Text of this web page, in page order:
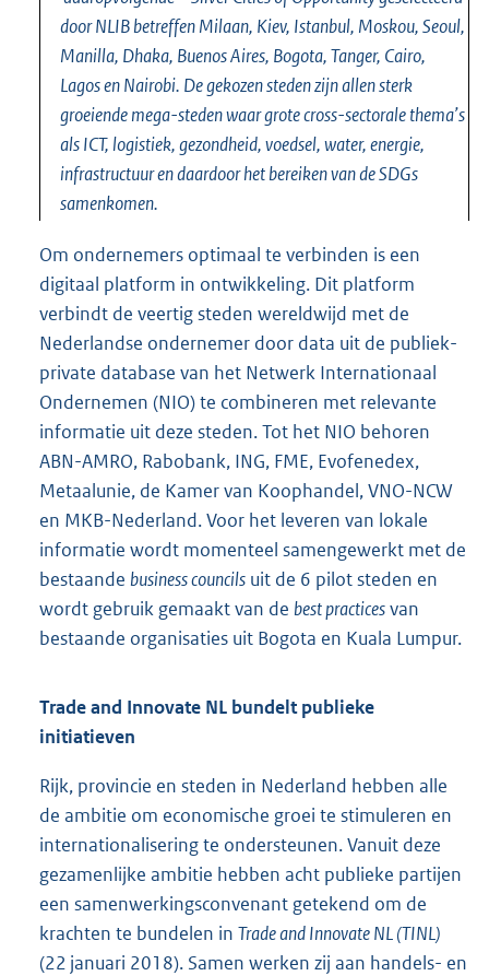
door NLIB betreffen Milaan, Kiev, Istanbul, Moskou, Seoul,
Manilla, Dhaka, Buenos Aires, Bogota, Tanger, Cairo,
Lagos en Nairobi. De gekozen steden zijn allen sterk
groeiende mega-steden waar grote cross-sectorale thema’s
als ICT, logistiek, gezondheid, voedsel, water, energie,
infrastructuur en daardoor het bereiken van de SDGs
samenkomen.
Om ondernemers optimaal te verbinden is een
digitaal platform in ontwikkeling. Dit platform
verbindt de veertig steden wereldwijd met de
Nederlandse ondernemer door data uit de publiek-
private database van het Netwerk Internationaal
Ondernemen (NIO) te combineren met relevante
informatie uit deze steden. Tot het NIO behoren
ABN-AMRO, Rabobank, ING, FME, Evofenedex,
Metaalunie, de Kamer van Koophandel, VNO-NCW
en MKB-Nederland. Voor het leveren van lokale
informatie wordt momenteel samengewerkt met de
bestaande business councils uit de 6 pilot steden en
wordt gebruik gemaakt van de best practicesvan
bestaande organisaties uit Bogota en Kuala Lumpur.
Trade and Innovate NL bundelt publieke
initiatieven
Rijk, provincie en steden in Nederland hebben alle
de ambitie om economische groei te stimuleren en
internationalisering te ondersteunen. Vanuit deze
gezamenlijke ambitie hebben acht publieke partijen
een samenwerkingsconvenant getekend om de
krachten te bundelen in Trade and Innovate NL (TINL)
(22 januari 2018). Samen werken zij aan handels- en